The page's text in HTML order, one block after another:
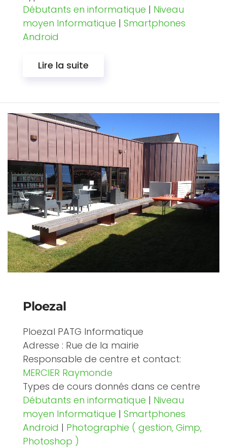
Débutants en informatique | Niveau
moyen Informatique | Smartphones
Android
Lire la suite
Ploezal
Ploezal PATG Informatique
Adresse : Rue de la mairie
Responsable de centre et contact:
MERCIER Raymonde
Types de cours donnés dans ce centre
Débutants en informatique | Niveau
moyen Informatique | Smartphones
Android | Photographie ( gestion, Gimp,
Photoshop )